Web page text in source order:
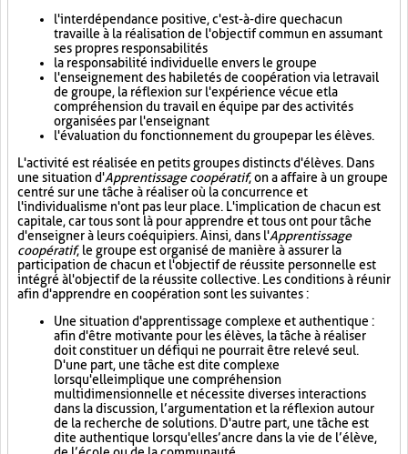
l'interdépendance positive, c'est-à-dire que chacun
travaille à la réalisation de l'objectif commun en assumant
ses propres responsabilités
la responsabilité individuelle envers le groupe
l'enseignement des habiletés de coopération via le travail
de groupe, la réflexion sur l'expérience vécue et la
compréhension du travail en équipe par des activités
organisées par l'enseignant
l'évaluation du fonctionnement du groupe par les élèves.
L'activité est réalisée en petits groupes distincts d'élèves. Dans
une situation d'Apprentissage coopératif, on a affaire à un groupe
centré sur une tâche à réaliser où la concurrence et
l'individualisme n'ont pas leur place. L'implication de chacun est
capitale, car tous sont là pour apprendre et tous ont pour tâche
d'enseigner à leurs coéquipiers. Ainsi, dans l'Apprentissage
coopératif, le groupe est organisé de manière à assurer la
participation de chacun et l'objectif de réussite personnelle est
intégré à l'objectif de la réussite collective. Les conditions à réunir
afin d'apprendre en coopération sont les suivantes :
Une situation d'apprentissage complexe et authentique :
afin d'être motivante pour les élèves, la tâche à réaliser
doit constituer un défi qui ne pourrait être relevé seul.
D'une part, une tâche est dite complexe
lorsqu'elle implique une compréhension
multidimensionnelle et nécessite diverses interactions
dans la discussion, l’argumentation et la réflexion autour
de la recherche de solutions. D'autre part, une tâche est
dite authentique lorsqu'elle s’ancre dans la vie de l’élève,